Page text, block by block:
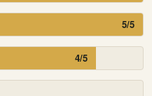
5/5
4/5